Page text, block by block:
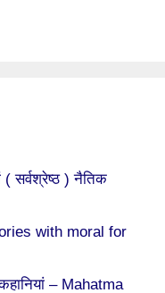
( सर्वश्रेष्ठ ) नैतिक
with moral for
कहानियां – Mahatma